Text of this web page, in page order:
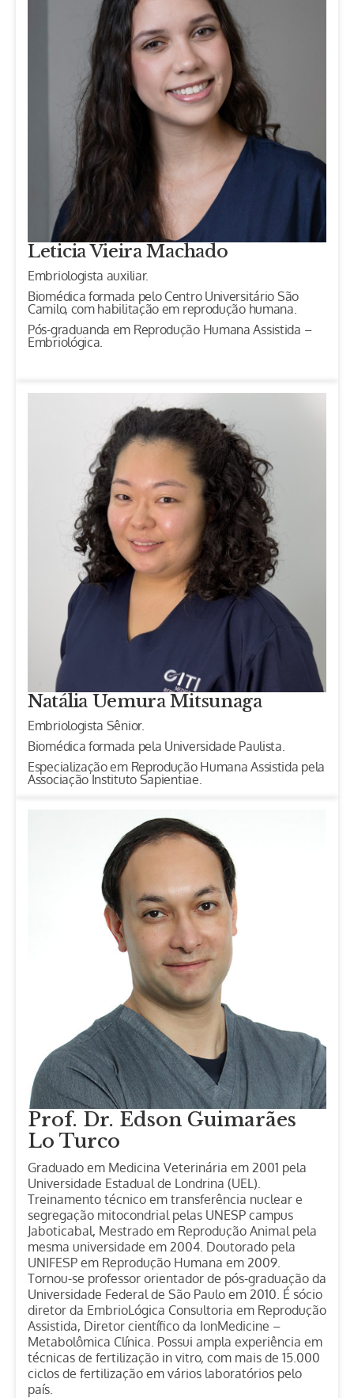
Leticia Vieira Machado
Embriologista auxiliar.
Biomédica formada pelo Centro Universitário São
Camilo, com habilitação em reprodução humana.
Pós-graduanda em Reprodução Humana Assistida –
Embriológica.
Natália Uemura Mitsunaga
Embriologista Sênior.
Biomédica formada pela Universidade Paulista.
Especialização em Reprodução Humana Assistida pela
Associação Instituto Sapientiae.
Prof. Dr. Edson Guimarães
Lo Turco
Graduado em Medicina Veterinária em 2001 pela
Universidade Estadual de Londrina (UEL).
Treinamento técnico em transferência nuclear e
segregação mitocondrial pelas UNESP campus
Jaboticabal, Mestrado em Reprodução Animal pela
mesma universidade em 2004. Doutorado pela
UNIFESP em Reprodução Humana em 2009.
Tornou-se professor orientador de pós-graduação da
Universidade Federal de São Paulo em 2010. É sócio
diretor da EmbrioLógica Consultoria em Reprodução
Assistida, Diretor científico da IonMedicine –
Metabolômica Clínica. Possui ampla experiência em
técnicas de fertilização in vitro, com mais de 15.000
ciclos de fertilização em vários laboratórios pelo
país.